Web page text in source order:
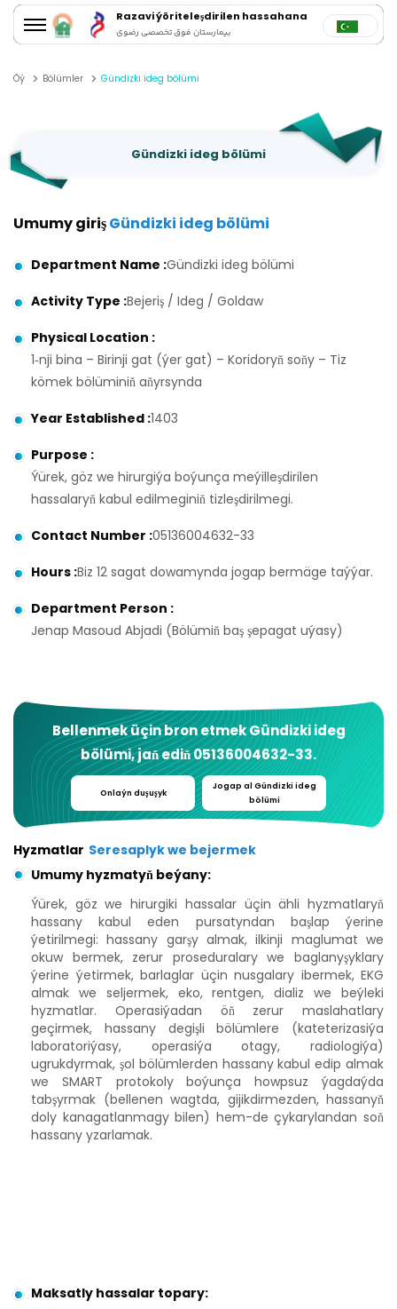
Razavi ýöriteleşdirilen hassahana
بیمارستان فوق تخصصی رضوی
Öý Bölümler Gündizki ideg bölümi
Gündizki ideg bölümi
Umumy girişGündizki ideg bölümi
Department Name :Gündizki ideg bölümi
Activity Type :Bejeriş / Ideg / Goldaw
Physical Location :
1‑nji bina – Birinji gat (ýer gat) – Koridoryň soňy – Tiz
kömek bölüminiň aňyrsynda
Year Established :1403
Purpose :
Ýürek, göz we hirurgiýa boýunça meýilleşdirilen
hassalaryň kabul edilmeginiň tizleşdirilmegi.
Contact Number :05136004632-33
Hours :Biz 12 sagat dowamynda jogap bermäge taýýar.
Department Person :
Jenap Masoud Abjadi (Bölümiň baş şepagat uýasy)
Bellenmek üçin bron etmekGündizki ideg
bölümi, jaň ediň05136004632-33.
Onlaýn duşuşyk
Jogap al Gündizki ideg
bölümi
Hyzmatlar Seresaplyk we bejermek
Umumy hyzmatyň beýany:
Ýürek, göz we hirurgiki hassalar üçin ähli hyzmatlaryň
hassany kabul eden pursatyndan başlap ýerine
ýetirilmegi: hassany garşy almak, ilkinji maglumat we
okuw bermek, zerur proseduralary we baglanyşyklary
ýerine ýetirmek, barlaglar üçin nusgalary ibermek, EKG
almak we seljermek, eko, rentgen, dializ we beýleki
hyzmatlar. Operasiýadan öň zerur maslahatlary
geçirmek, hassany degişli bölümlere (kateterizasiýa
laboratoriýasy, operasiýa otagy, radiologiýa)
ugrukdyrmak, şol bölümlerden hassany kabul edip almak
we SMART protokoly boýunça howpsuz ýagdaýda
tabşyrmak (bellenen wagtda, gijikdirmezden, hassanyň
doly kanagatlanmagy bilen) hem-de çykarylandan soň
hassany yzarlamak.
Maksatly hassalar topary: